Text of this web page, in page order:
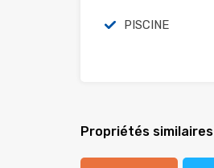
PISCINE
Propriétés similaires